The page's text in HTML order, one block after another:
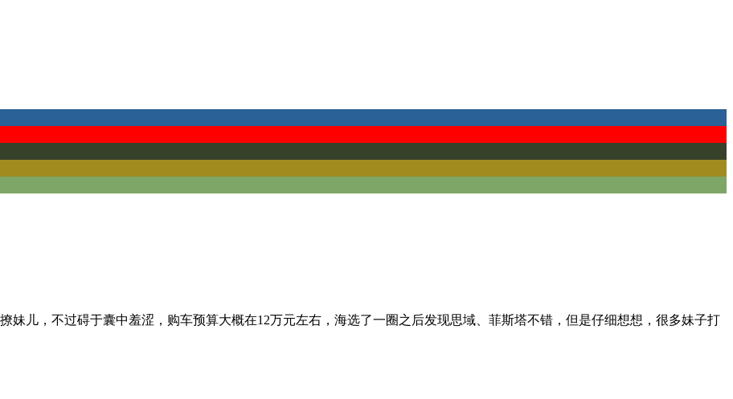
妹儿，不过碍于囊中羞涩，购车预算大概在12万元左右，海选了一圈之后发现思域、菲斯塔不错，但是仔细想想，很多妹子打